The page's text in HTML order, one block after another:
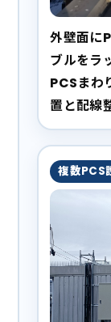
外壁面に
ブルをラ
PCSまわ
置と配線
複数PCS